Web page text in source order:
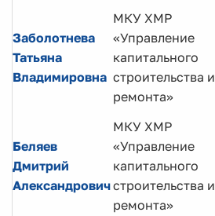
Заболотнева
Татьяна
Владимировна
МКУ ХМР
«Управление
капитального
строительства и
ремонта»
Беляев
Дмитрий
Александрович
МКУ ХМР
«Управление
капитального
строительства и
ремонта»